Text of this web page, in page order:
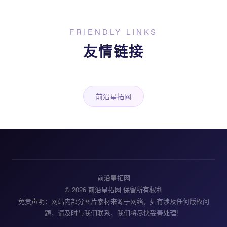
FRIENDLY LINKS
友情链接
前沿星拓网
前沿星拓网
© 2026 前沿星拓网 保留所有权利
免责声明：网站内部分图片素材来源于网络，如有涉及任何版权问
题，请及时与我们联系，我们将尽快妥善处理！